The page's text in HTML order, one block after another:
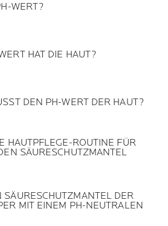
WERT?
HAT DIE HAUT?
DEN PH-WERT DER HAUT?
HAUTPFLEGE-ROUTINE FÜR
SÄURESCHUTZMANTEL
SÄURESCHUTZMANTEL DER
MIT EINEM PH-NEUTRALEN